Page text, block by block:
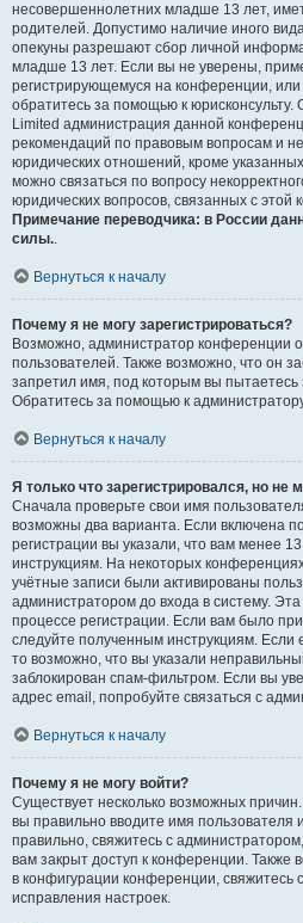
несовершеннолетних младше 13 лет,
родителей. Допустимо наличие иного
опекуны разрешают сбор личной
младше 13 лет. Если вы не уверены,
регистрирующемуся на конференции,
обратитесь за помощью к
Limited администрация данной
рекомендаций по правовым вопросам и
юридических отношений, кроме
можно связаться по вопросу
юридических вопросов, связанных с этой
Примечание переводчика: в России
силы..
Вернуться к началу
Почему я не могу зарегистрироваться?
Возможно, администратор конференции
пользователей. Также возможно, что он
запретил имя, под которым вы пытаетесь
Обратитесь за помощью к
Вернуться к началу
Я только что зарегистрировался, но не
Сначала проверьте свои имя
возможны два варианта. Если включена
регистрации вы указали, что вам менее
инструкциям. На некоторых
учётные записи были активированы
администратором до входа в систему.
процессе регистрации. Если вам было
следуйте полученным инструкциям.
то возможно, что вы указали
заблокирован спам-фильтром. Если вы
адрес email, попробуйте связаться с
Вернуться к началу
Почему я не могу войти?
Существует несколько возможных
вы правильно вводите имя
правильно, свяжитесь с
вам закрыт доступ к конференции.
в конфигурации конференции, свяжитесь
исправления настроек.